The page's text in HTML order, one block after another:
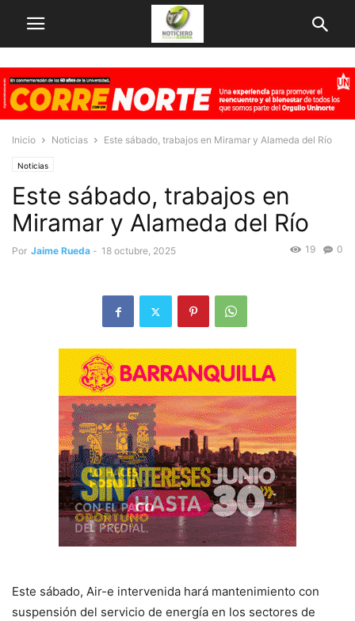
Inicio Noticias Este sábado, trabajos en Miramar y Alameda del Río
Noticias
Este sábado, trabajos en
Miramar y Alameda del Río
Por Jaime Rueda - 18 octubre, 2025 0
19
Este sábado, Air-e intervenida hará mantenimiento con
suspensión del servicio de energía en los sectores de